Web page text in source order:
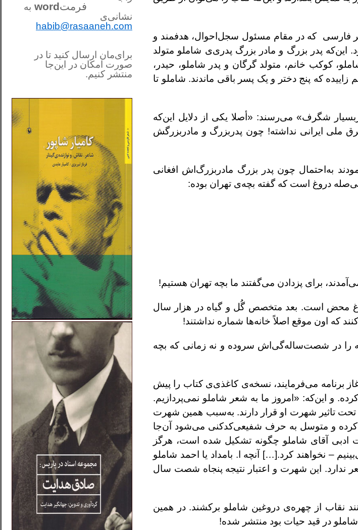
فارسی که در مقام مسئول سجل‌احوال، هدفمند و
این‌که پدر بزرگ و مادر بزرگ پدری‌ی شاملو متولد
کوکب خانم، متولد گرگان و پدر شاملو، حیدر،
که پنج دختر و یک پسر باقی ماندند. شاملو تا
شگرف» می‌رسند: «أصلا یکی از دلایل این‌که
ملی ایرانی نداشته! چون پدربزرگ و مادربزرگش
به‌احتمال چون پدر بزرگ مادربزرگ‌اش افغانی
دروغ است که گفته بچه‌ی تهران بوده:‌
برای پزدادن می‌گفتند ما بچه‌ تهران هستیم!
خیابان صفی‌علیشاه شماره‌ی ۱۳۴ دنیا آمدم، دروغ محض است. بعد متخصص گُل‌ و ‌گیاه در هزار سال
که اون موقع اصلاً خانه‌ها شماره نداشتند!
را در شصت‌ساله‌گی‌اش سروده و نه زمانی که بچه‌
برنامه می‌‌فرمایند، نسخه‌ی کاغذی‌ی کتاب را پیش
و این‌که: «امروز ما به شعر شاملو نمی‌پردازیم.
تحت تاثیر شهرت او قرار دارند. به‌سبب همین شهرت
کرده و متوسل به حرف شفیعی‌کدکنی می‌شود آن‌جا
ادبی آقای شاملو چگونه تشکیل شده است، هرگز
– نخواهند کرد.[…] آنچه ا. بامداد یا احمد شاملو
این شهرت و اعتبار نتیجه پنجاه شصت سال
نقاب از چهره‌ی دروغین شاملو برکشند. در همین
در قید حیات بود منتشر شده!
فرمتword به
نشانی‌ی
habib@rasaaneh.com
برای‌مان ارسال کنید تا در
صورت امکان در این‌جا
منتشر کنیم.